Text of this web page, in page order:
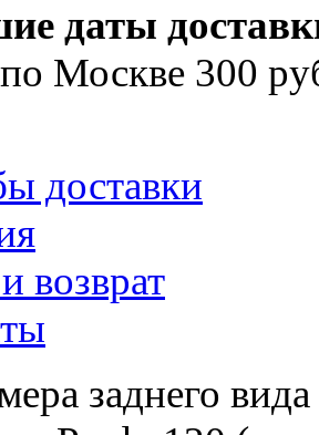
даты
Москве 300
доставки
возврат
заднего